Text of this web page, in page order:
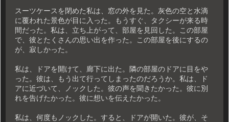
スーツケースを閉めた私は、窓の外を見た。灰色の空と水滴
に覆われた景色が目に入った。もうすぐ、タクシーが来る時
間だった。私は、立ち上がって、部屋を見回した。この部屋
で、彼とたくさんの思い出を作った。この部屋を後にするの
が、寂しかった。
私は、ドアを開けて、廊下に出た。隣の部屋のドアに目をや
った。彼は、もう出て行ってしまったのだろうか。私は、ド
アに近づいて、ノックした。彼の声を聞きたかった。彼に別
れを告げたかった。彼に想いを伝えたかった。
私は、何度もノックした。すると、ドアが開いた。彼が、そ